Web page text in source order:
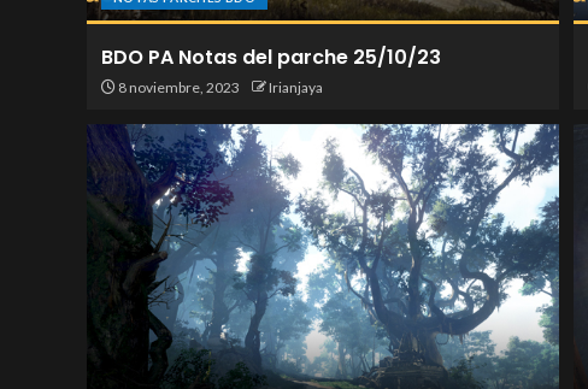
BDO PA Notas del parche 25/10/23
8 noviembre, 2023 Irianjaya